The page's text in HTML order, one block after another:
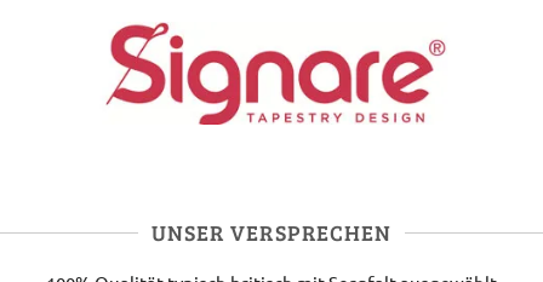
UNSER VERSPRECHEN